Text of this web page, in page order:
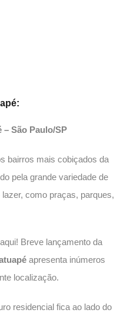
:
– São Paulo/SP
bairros mais cobiçados da
pela grande variedade de
como praças, parques,
Breve lançamento da
apresenta inúmeros
localização.
residencial fica ao lado do